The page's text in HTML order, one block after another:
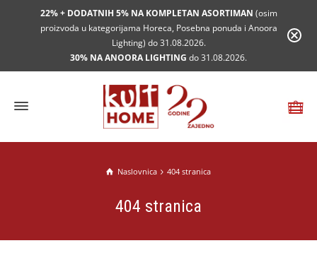
22% + DODATNIH 5% NA KOMPLETAN ASORTIMAN (osim
proizvoda u kategorijama Horeca, Posebna ponuda i Anoora
Lighting) do 31.08.2026.
30% NA ANOORA LIGHTING do 31.08.2026.
Naslovnica 404 stranica
404 stranica